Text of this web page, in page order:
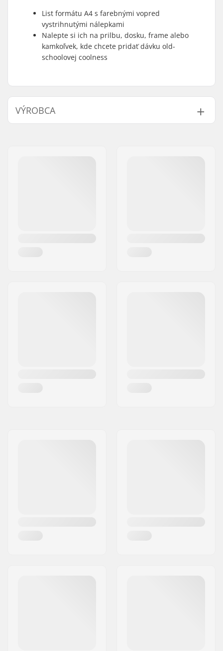
List formátu A4 s farebnými vopred
vystrihnutými nálepkami
Nalepte si ich na prilbu, dosku, frame alebo
kamkoľvek, kde chcete pridať dávku old-
schoolovej coolness
VÝROBCA